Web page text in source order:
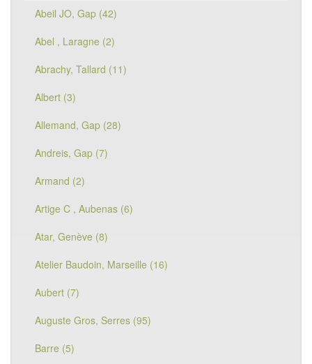
Abeil JO, Gap (42)
Abel , Laragne (2)
Abrachy, Tallard (11)
Albert (3)
Allemand, Gap (28)
Andreis, Gap (7)
Armand (2)
Artige C , Aubenas (6)
Atar, Genève (8)
Atelier Baudoin, Marseille (16)
Aubert (7)
Auguste Gros, Serres (95)
Barre (5)